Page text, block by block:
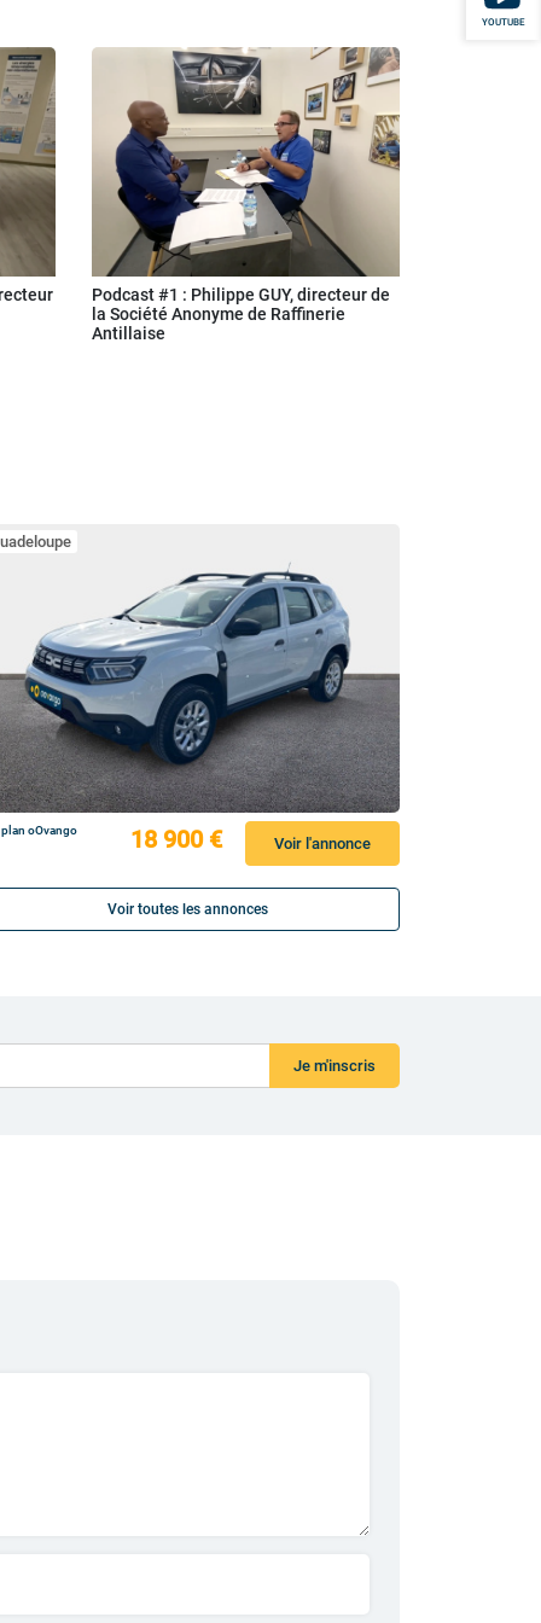
YOUTUBE
Podcast #1 : Philippe GUY, directeur de
la Société Anonyme de Raffinerie
Antillaise
oOvango 18 900 € Voir l'annonce
Voir toutes les annonces
Je m'inscris